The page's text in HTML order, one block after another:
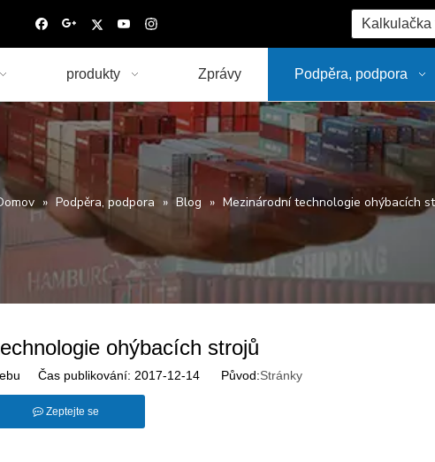
Kalkulačka
produkty Zprávy Podpěra, podpora
» Podpěra, podpora » Blog » Mezinárodní technologie ohýbacích
ohýbacích strojů
Čas publikování: 2017-12-14 Původ:Stránky
Zeptejte se